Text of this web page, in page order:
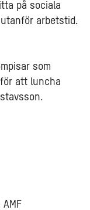
på sociala
arbetstid.
som
att luncha